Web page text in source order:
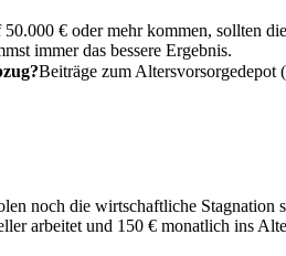
€ oder mehr kommen, sollten die
immer das bessere Ergebnis.
Beiträge zum Altersvorsorgedepot
noch die wirtschaftliche
arbeitet und 150 € monatlich ins